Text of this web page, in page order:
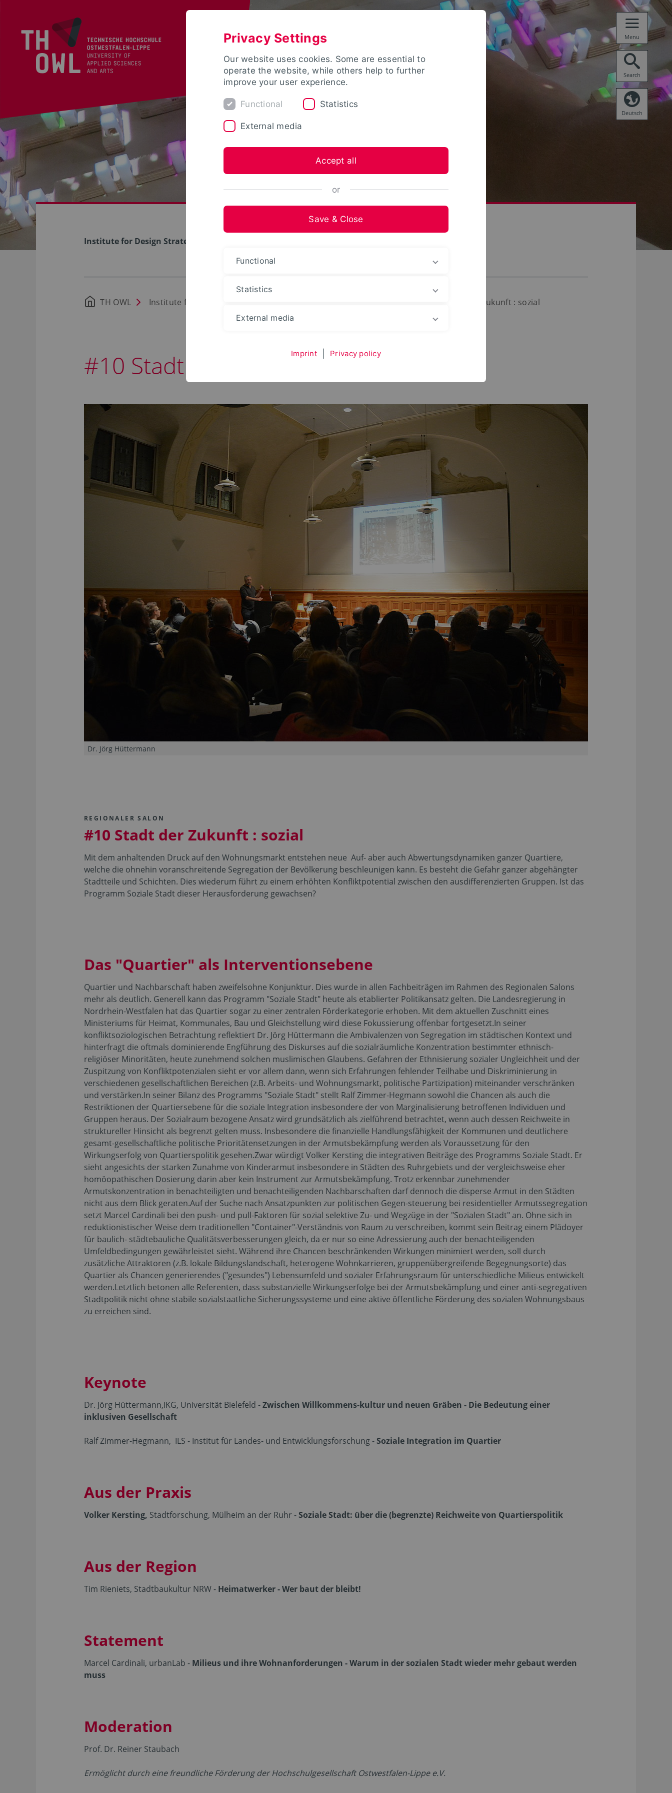
Menu
Search
Deutsch
Institute for Design Strategies
TH OWL Institute for Design Strategies #10 Stadt der Zukunft : sozial
#10 Stadt der Zukunft : sozial
Dr. Jörg Hüttermann
REGIONALER SALON
#10 Stadt der Zukunft : sozial
Mit dem anhaltenden Druck auf den Wohnungsmarkt entstehen neue Auf- aber auch Abwertungsdynamiken ganzer Quartiere,
welche die ohnehin voranschreitende Segregation der Bevölkerung beschleunigen kann. Es besteht die Gefahr ganzer abgehängter
Stadtteile und Schichten. Dies wiederum führt zu einem erhöhten Konfliktpotential zwischen den ausdifferenzierten Gruppen. Ist das
Programm Soziale Stadt dieser Herausforderung gewachsen?
Das "Quartier" als Interventionsebene
Quartier und Nachbarschaft haben zweifelsohne Konjunktur. Dies wurde in allen Fachbeiträgen im Rahmen des Regionalen Salons
mehr als deutlich. Generell kann das Programm "Soziale Stadt" heute als etablierter Politikansatz gelten. Die Landesregierung in
Nordrhein-Westfalen hat das Quartier sogar zu einer zentralen Förderkategorie erhoben. Mit dem aktuellen Zuschnitt eines
Ministeriums für Heimat, Kommunales, Bau und Gleichstellung wird diese Fokussierung offenbar fortgesetzt.In seiner
konfliktsoziologischen Betrachtung reflektiert Dr. Jörg Hüttermann die Ambivalenzen von Segregation im städtischen Kontext und
hinterfragt die oftmals dominierende Engführung des Diskurses auf die sozialräumliche Konzentration bestimmter ethnisch-
religiöser Minoritäten, heute zunehmend solchen muslimischen Glaubens. Gefahren der Ethnisierung sozialer Ungleichheit und der
Zuspitzung von Konfliktpotenzialen sieht er vor allem dann, wenn sich Erfahrungen fehlender Teilhabe und Diskriminierung in
verschiedenen gesellschaftlichen Bereichen (z.B. Arbeits- und Wohnungsmarkt, politische Partizipation) miteinander verschränken
und verstärken.In seiner Bilanz des Programms "Soziale Stadt" stellt Ralf Zimmer-Hegmann sowohl die Chancen als auch die
Restriktionen der Quartiersebene für die soziale Integration insbesondere der von Marginalisierung betroffenen Individuen und
Gruppen heraus. Der Sozialraum bezogene Ansatz wird grundsätzlich als zielführend betrachtet, wenn auch dessen Reichweite in
struktureller Hinsicht als begrenzt gelten muss. Insbesondere die finanzielle Handlungsfähigkeit der Kommunen und deutlichere
gesamt-gesellschaftliche politische Prioritätensetzungen in der Armutsbekämpfung werden als Voraussetzung für den
Wirkungserfolg von Quartierspolitik gesehen.Zwar würdigt Volker Kersting die integrativen Beiträge des Programms Soziale Stadt. Er
sieht angesichts der starken Zunahme von Kinderarmut insbesondere in Städten des Ruhrgebiets und der vergleichsweise eher
homöopathischen Dosierung darin aber kein Instrument zur Armutsbekämpfung. Trotz erkennbar zunehmender
Armutskonzentration in benachteiligten und benachteiligenden Nachbarschaften darf dennoch die disperse Armut in den Städten
nicht aus dem Blick geraten.Auf der Suche nach Ansatzpunkten zur politischen Gegen-steuerung bei residentieller Armutssegregation
setzt Marcel Cardinali bei den push- und pull-Faktoren für sozial selektive Zu- und Wegzüge in der "Sozialen Stadt" an. Ohne sich in
reduktionistischer Weise dem traditionellen "Container"-Verständnis von Raum zu verschreiben, kommt sein Beitrag einem Plädoyer
für baulich- städtebauliche Qualitätsverbesserungen gleich, da er nur so eine Adressierung auch der benachteiligenden
Umfeldbedingungen gewährleistet sieht. Während ihre Chancen beschränkenden Wirkungen minimiert werden, soll durch
zusätzliche Attraktoren (z.B. lokale Bildungslandschaft, heterogene Wohnkarrieren, gruppenübergreifende Begegnungsorte) das
Quartier als Chancen generierendes ("gesundes") Lebensumfeld und sozialer Erfahrungsraum für unterschiedliche Milieus entwickelt
werden.Letztlich betonen alle Referenten, dass substanzielle Wirkungserfolge bei der Armutsbekämpfung und einer anti-segregativen
Stadtpolitik nicht ohne stabile sozialstaatliche Sicherungssysteme und eine aktive öffentliche Förderung des sozialen Wohnungsbaus
zu erreichen sind.
Keynote
Dr. Jörg Hüttermann,IKG, Universität Bielefeld -Zwischen Willkommens-kultur und neuen Gräben - Die Bedeutung einer
inklusiven Gesellschaft
Ralf Zimmer-Hegmann, ILS - Institut für Landes- und Entwicklungsforschung -Soziale Integration im Quartier
Aus der Praxis
Volker Kersting, Stadtforschung, Mülheim an der Ruhr -Soziale Stadt: über die (begrenzte) Reichweite von Quartierspolitik
Aus der Region
Tim Rieniets, Stadtbaukultur NRW - Heimatwerker - Wer baut der bleibt!
Statement
Marcel Cardinali, urbanLab - Milieus und ihre Wohnanforderungen - Warum in der sozialen Stadt wieder mehr gebaut werden
muss
Moderation
Prof. Dr. Reiner Staubach
Ermöglicht durch eine freundliche Förderung der Hochschulgesellschaft Ostwestfalen-Lippe e.V.
Privacy Settings
Our website uses cookies. Some are essential to
operate the website, while others help to further
improve your user experience.
Functional Statistics
External media
Accept all
or
Save & Close
Functional
Statistics
External media
Imprint Privacy policy